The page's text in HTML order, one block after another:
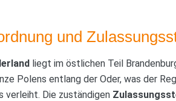
und
liegt im östlichen Teil
Polens entlang der Oder, was der
verleiht. Die zuständigen